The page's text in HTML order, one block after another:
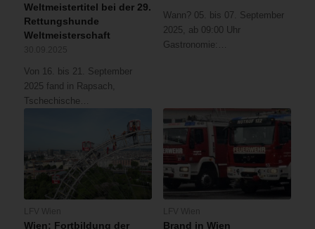
Weltmeistertitel bei der 29.
Rettungshunde
Weltmeisterschaft
Von 16. bis 21. September
2025 fand in Rapsach,
Tschechische…
Wann? 05. bis 07. September
2025, ab 09:00 Uhr
Gastronomie:…
Wien: Fortbildung der
Brand in Wien